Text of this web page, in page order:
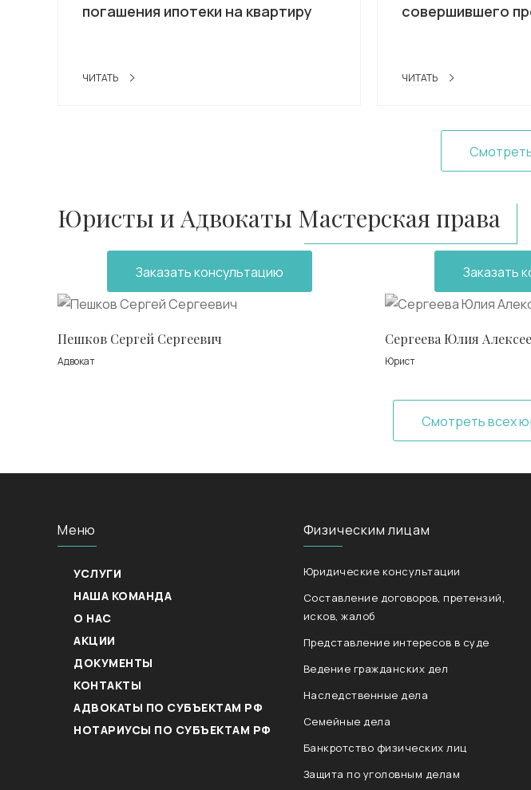
погашения ипотеки на квартиру
ЧИТАТЬ
совершившего
ЧИТАТЬ
Юристы и Адвокаты Мастерская права
Пешков Сергей Сергеевич
Адвокат
Заказать консультацию
Сергеева Юлия
Юрист
Заказать
Смотреть всех
Меню
УСЛУГИ
НАША КОМАНДА
О НАС
АКЦИИ
ДОКУМЕНТЫ
КОНТАКТЫ
АДВОКАТЫ ПО СУБЪЕКТАМ РФ
НОТАРИУСЫ ПО СУБЪЕКТАМ РФ
Физическим лицам
Юридические консультации
Составление договоров, претензий,
исков, жалоб
Представление интересов в суде
Ведение гражданских дел
Наследственные дела
Семейные дела
Банкротство физических лиц
Защита по уголовным делам